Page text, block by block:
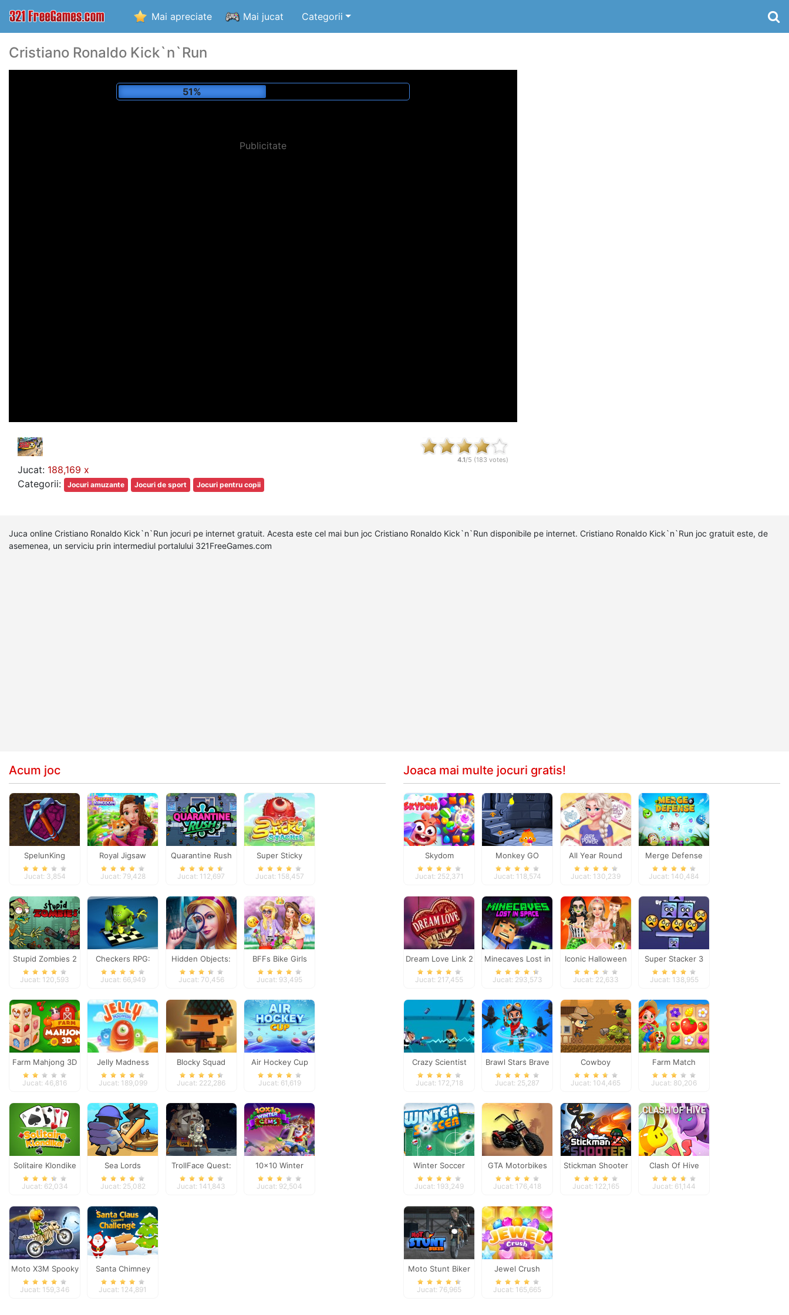
Mai apreciate Mai jucat Categorii
Cristiano Ronaldo Kick`n`Run
57%
Publicitate
Jucat: 188,169 x
Categorii:
Jocuri amuzante Jocuri de sport Jocuri pentru copii
4.1/5 (183 votes)
Juca online Cristiano Ronaldo Kick`n`Run jocuri pe internet gratuit. Acesta este cel mai bun joc Cristiano Ronaldo Kick`n`Run disponibile pe internet. Cristiano Ronaldo Kick`n`Run joc gratuit este, de
asemenea, un serviciu prin intermediul portalului 321FreeGames.com
Acum joc
SpelunKing
Jucat: 3,854
Royal Jigsaw
Jucat: 79,428
Quarantine Rush
Jucat: 112,697
Super Sticky
Stacker
Jucat: 158,457
Stupid Zombies 2
Jucat: 120,593
Checkers RPG:
Online PvP Battle
Jucat: 66,949
Hidden Objects:
Brain Teaser
Jucat: 70,456
BFFs Bike Girls
Jucat: 93,495
Farm Mahjong 3D
Jucat: 46,816
Jelly Madness
Jucat: 189,099
Blocky Squad
Jucat: 222,286
Air Hockey Cup
Jucat: 61,619
Solitaire Klondike
Jucat: 62,034
Sea Lords
Jucat: 25,082
TrollFace Quest:
USA 1
Jucat: 141,843
10x10 Winter
Gems
Jucat: 92,504
Moto X3M Spooky
Land
Jucat: 159,346
Santa Chimney
Challenge
Jucat: 124,891
Joaca mai multe jocuri gratis!
Skydom
Jucat: 252,371
Monkey GO
Happy: Stage 2
Jucat: 118,574
All Year Round
Fashion Frosty Girl
Jucat: 130,239
Merge Defense
Jucat: 140,484
Dream Love Link 2
Jucat: 217,455
Minecaves Lost in
Space
Jucat: 293,573
Iconic Halloween
Costumes
Jucat: 22,633
Super Stacker 3
Jucat: 138,955
Crazy Scientist
Jucat: 172,718
Brawl Stars Brave
Adventure
Jucat: 25,287
Cowboy
Adventures
Jucat: 104,465
Farm Match
Seasons
Jucat: 80,206
Winter Soccer
Jucat: 193,249
GTA Motorbikes
Jucat: 176,418
Stickman Shooter
2
Jucat: 122,165
Clash Of Hive
Jucat: 61,144
Moto Stunt Biker
Jucat: 76,965
Jewel Crush
Jucat: 165,665